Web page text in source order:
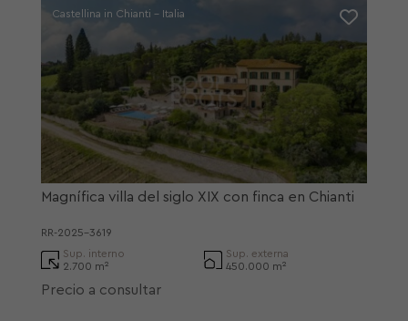
Castellina in Chianti - Italia
Magnífica villa del siglo XIX con finca en Chianti
RR-2025-3619
Sup. interno
2.700 m²
Sup. externa
450.000 m²
Precio a consultar